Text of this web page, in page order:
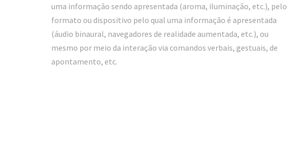
uma informação sendo apresentada (aroma, iluminação, etc.), pelo
formato ou dispositivo pelo qual uma informação é apresentada
(áudio binaural, navegadores de realidade aumentada, etc.), ou
mesmo por meio da interação via comandos verbais, gestuais, de
apontamento, etc.